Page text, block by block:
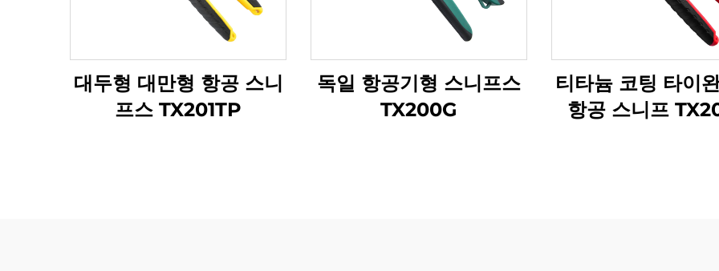
대두형 대만형 항공 스니
프스 TX201TP
독일 항공기형 스니프스
TX200G
티타늄 코팅 타이
항공 스니프